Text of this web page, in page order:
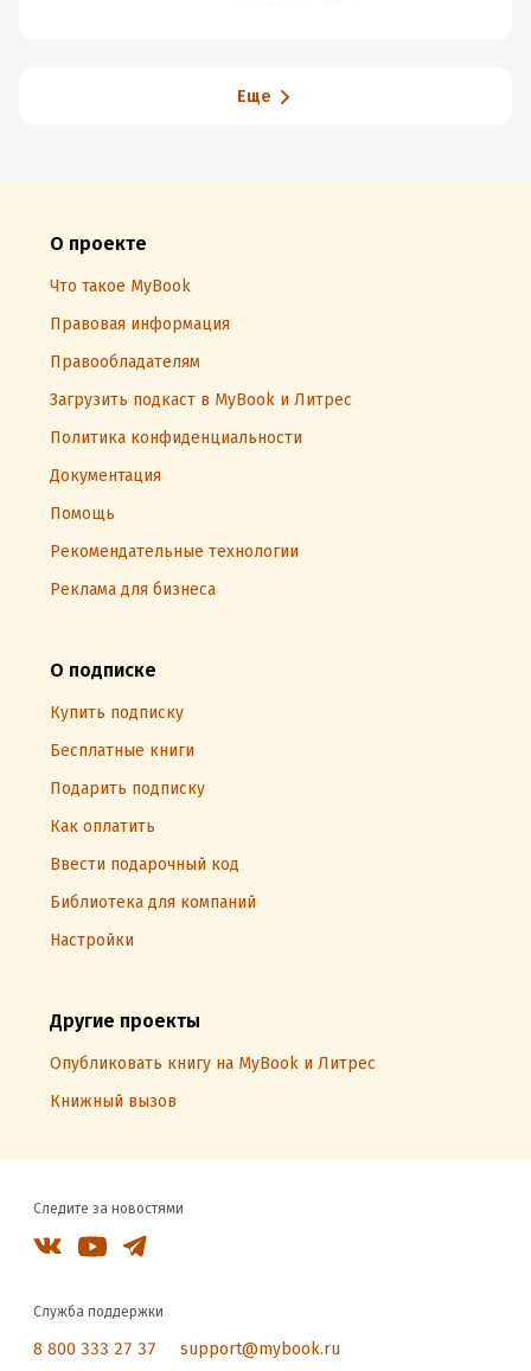
Еще
О проекте
Что такое MyBook
Правовая информация
Правообладателям
Загрузить подкаст в MyBook и Литрес
Политика конфиденциальности
Документация
Помощь
Рекомендательные технологии
Реклама для бизнеса
О подписке
Купить подписку
Бесплатные книги
Подарить подписку
Как оплатить
Ввести подарочный код
Библиотека для компаний
Настройки
Другие проекты
Опубликовать книгу на MyBook и Литрес
Книжный вызов
Следите за новостями
Служба поддержки
8 800 333 27 37 support@mybook.ru